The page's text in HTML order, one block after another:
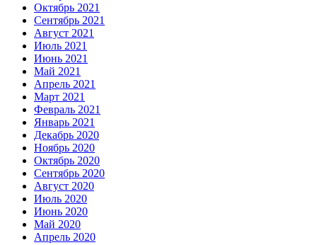
Октябрь 2021
Сентябрь 2021
Август 2021
Июль 2021
Июнь 2021
Май 2021
Апрель 2021
Март 2021
Февраль 2021
Январь 2021
Декабрь 2020
Ноябрь 2020
Октябрь 2020
Сентябрь 2020
Август 2020
Июль 2020
Июнь 2020
Май 2020
Апрель 2020